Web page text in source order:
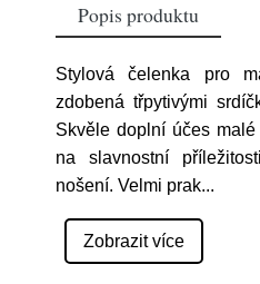
Popis produktu
Stylová čelenka pro
zdobená třpytivými
Skvěle doplní účes
na slavnostní
nošení. Velmi prak...
Zobrazit více